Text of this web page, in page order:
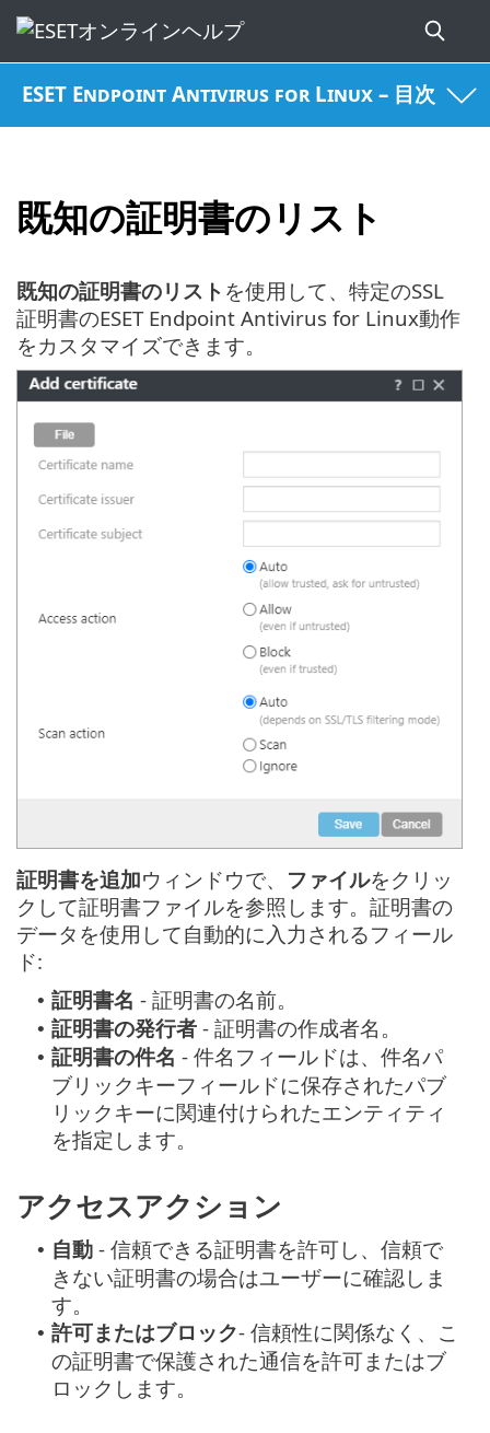
ESET Endpoint Antivirus for Linux – 目次
既知の証明書のリスト
既知の証明書のリスト を使用して、特定のSSL
証明書のESET Endpoint Antivirus for Linux動作
をカスタマイズできます。
証明書を追加ウィンドウで、 ファイルをクリッ
クして証明書ファイルを参照します。証明書の
データを使用して自動的に入力されるフィール
ド:
• 証明書名 - 証明書の名前。
• 証明書の発行者 - 証明書の作成者名。
• 証明書の件名 - 件名フィールドは、件名パ
ブリックキーフィールドに保存されたパブ
リックキーに関連付けられたエンティティ
を指定します。
アクセスアクション
• 自動 - 信頼できる証明書を許可し、信頼で
きない証明書の場合はユーザーに確認しま
す。
• 許可またはブロック- 信頼性に関係なく、こ
の証明書で保護された通信を許可またはブ
ロックします。